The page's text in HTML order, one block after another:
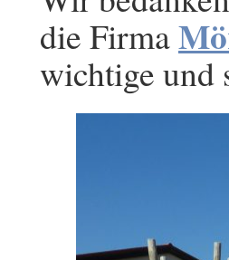
die Firma
wichtige und